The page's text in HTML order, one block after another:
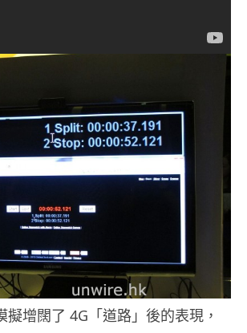
增闊了 4G「道路」後的表現，